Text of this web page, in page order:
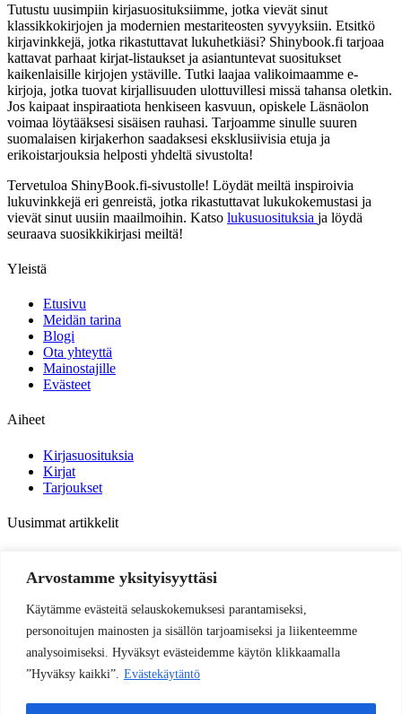
Arvostamme yksityisyyttäsi
Käytämme evästeitä selauskokemuksesi parantamiseksi,
personoitujen mainosten ja sisällön tarjoamiseksi ja liikenteemme
analysoimiseksi. Hyväksyt evästeidemme käytön klikkaamalla
”Hyväksy kaikki”. Evästekäytäntö
Tutustu uusimpiin kirjasuosituksiimme, jotka vievät sinut
klassikkokirjojen ja modernien mestariteosten syvyyksiin. Etsitkö
kirjavinkkejä, jotka rikastuttavat lukuhetkiäsi? Shinybook.fi tarjoaa
kattavat parhaat kirjat-listaukset ja asiantuntevat suositukset
kaikenlaisille kirjojen ystäville. Tutki laajaa valikoimaamme e-
kirjoja, jotka tuovat kirjallisuuden ulottuvillesi missä tahansa oletkin.
Jos kaipaat inspiraatiota henkiseen kasvuun, opiskele Läsnäolon
voimaa löytääksesi sisäisen rauhasi. Tarjoamme sinulle suuren
suomalaisen kirjakerhon saadaksesi eksklusiivisia etuja ja
erikoistarjouksia helposti yhdeltä sivustolta!
Tervetuloa ShinyBook.fi-sivustolle! Löydät meiltä inspiroivia
lukuvinkkejä eri genreistä, jotka rikastuttavat lukukokemustasi ja
vievät sinut uusiin maailmoihin. Katso lukusuosituksia ja löydä
seuraava suosikkikirjasi meiltä!
Yleistä
Etusivu
Meidän tarina
Blogi
Ota yhteyttä
Mainostajille
Evästeet
Aiheet
Kirjasuosituksia
Kirjat
Tarjoukset
Uusimmat artikkelit
Lukunurkkaus kutsuu rauhoittumaan – vinkit toteutukseen
Bullet journal ideat: 15 luovaa sivua kalenteriin